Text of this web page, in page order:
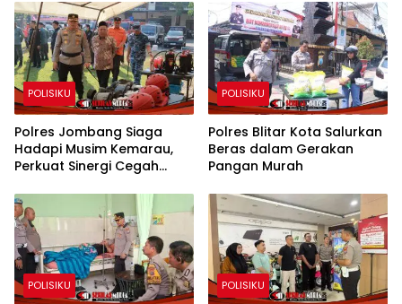
POLISIKU
Polres Jombang Siaga
Hadapi Musim Kemarau,
Perkuat Sinergi Cegah
POLISIKU
Polres Blitar Kota Salurkan
Beras dalam Gerakan
Pangan Murah
POLISIKU POLISIKU